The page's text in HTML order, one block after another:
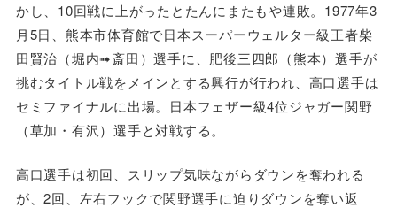
かし、10回戦に上がったとたんにまたもや連敗。1977年3
月5日、熊本市体育館で日本スーパーウェルター級王者柴
田賢治（堀内➟斎田）選手に、肥後三四郎（熊本）選手が
挑むタイトル戦をメインとする興行が行われ、高口選手は
セミファイナルに出場。日本フェザー級4位ジャガー関野
（草加・有沢）選手と対戦する。
高口選手は初回、スリップ気味ながらダウンを奪われる
が、2回、左右フックで関野選手に迫りダウンを奪い返